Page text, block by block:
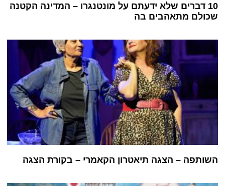
10 דברים שלא ידעתם על מונטנגרו – המדינה הקטנה
שכולם מתאהבים בה
השותפה – הצגה תיאטרון הקאמרי – בקורת הצגה